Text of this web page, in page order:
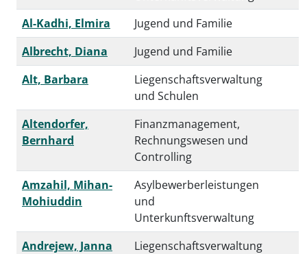
Al-Kadhi, Elmira
Jugend und Familie
Albrecht, Diana
Jugend und Familie
Alt, Barbara
Liegenschaftsverwaltung
und Schulen
Altendorfer,
Bernhard
Finanzmanagement,
Rechnungswesen und
Controlling
Amzahil, Mihan-
Mohiuddin
Asylbewerberleistungen
und
Unterkunftsverwaltung
Andrejew, Janna
Liegenschaftsverwaltung